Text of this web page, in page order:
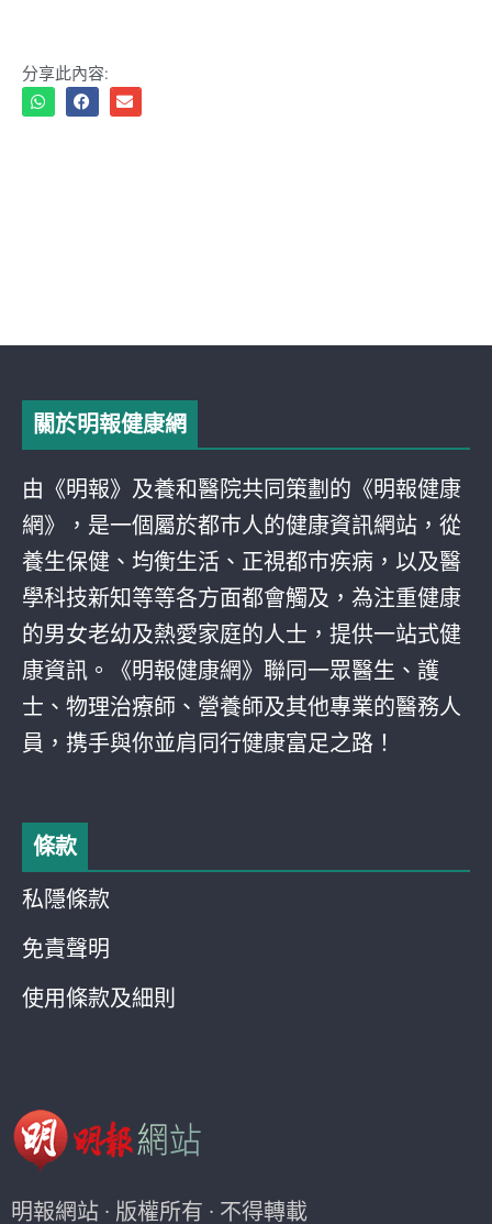
分享此內容:
關於明報健康網
由《明報》及養和醫院共同策劃的《明報健康
網》，是一個屬於都巿人的健康資訊網站，從
養生保健、均衡生活、正視都巿疾病，以及醫
學科技新知等等各方面都會觸及，為注重健康
的男女老幼及熱愛家庭的人士，提供一站式健
康資訊。《明報健康網》聯同一眾醫生、護
士、物理治療師、營養師及其他專業的醫務人
員，携手與你並肩同行健康富足之路！
條款
私隱條款
免責聲明
使用條款及細則
明報網站 · 版權所有 · 不得轉載